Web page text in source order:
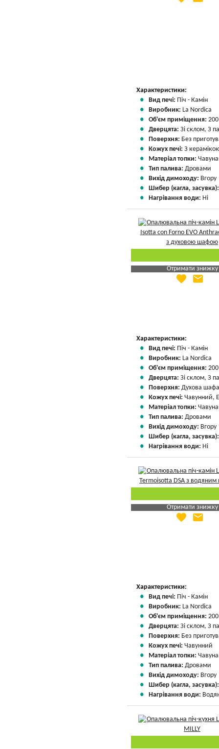
Характеристики:
Вид печі: Піч - Камін
Виробник: La Nordica
Об'єм приміщення:
Дверцята: Зі склом, З
Поверхня: Без
Кожух печі: З
Матеріал топки: Чавуна
Тип палива: Дровами
Вихід димоходу: Вгору
Шибер (кагла,
Нагрівання води: Ні
Отримати знижку
Яка Ваша ціна
favorite email
Характеристики:
Вид печі: Піч - Камін
Виробник: La Nordica
Об'єм приміщення:
Дверцята: Зі склом, З
Поверхня: Духова шафа
Кожух печі: Чавунний,
Матеріал топки: Чавуна
Тип палива: Дровами
Вихід димоходу: Вгору
Шибер (кагла,
Нагрівання води: Ні
Отримати знижку
Яка Ваша ціна
favorite email
Характеристики:
Вид печі: Піч - Камін
Виробник: La Nordica
Об'єм приміщення:
Дверцята: Зі склом, З
Поверхня: Без
Кожух печі: Чавунний
Матеріал топки: Чавуна
Тип палива: Дровами
Вихід димоходу: Вгору
Шибер (кагла,
Нагрівання води: